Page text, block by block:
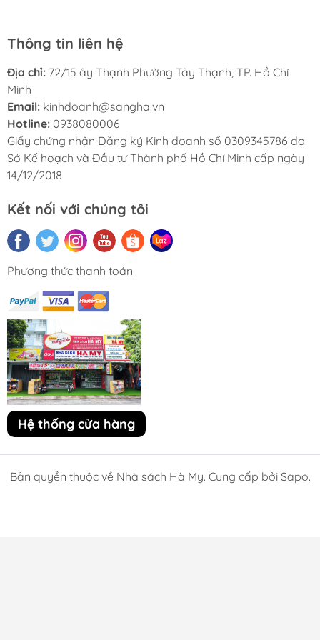
Thông tin liên hệ
Địa chỉ: 72/15 ây Thạnh Phường Tây Thạnh, TP. Hồ Chí
Minh
Email: kinhdoanh@sangha.vn
Hotline: 0938080006
Giấy chứng nhận Đăng ký Kinh doanh số 0309345786 do
Sở Kế hoạch và Đầu tư Thành phố Hồ Chí Minh cấp ngày
14/12/2018
Kết nối với chúng tôi
Phương thức thanh toán
Hệ thống cửa hàng
Bản quyền thuộc về Nhà sách Hà My. Cung cấp bởi Sapo.